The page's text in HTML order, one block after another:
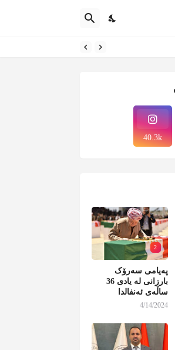
40.3k
2
پەیامی سەرۆک
بارزانی لە یادی 36
ساڵەی ئەنفالدا
4/14/2024